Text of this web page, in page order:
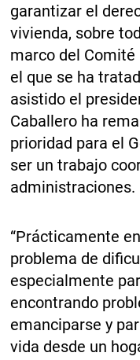
garantizar el
vivienda, sobre
marco del Comité
el que se ha
asistido el
Caballero ha
prioridad para el
ser un trabajo
administraciones.
“Prácticamente
problema de
especialmente
encontrando
emanciparse y
vida desde un